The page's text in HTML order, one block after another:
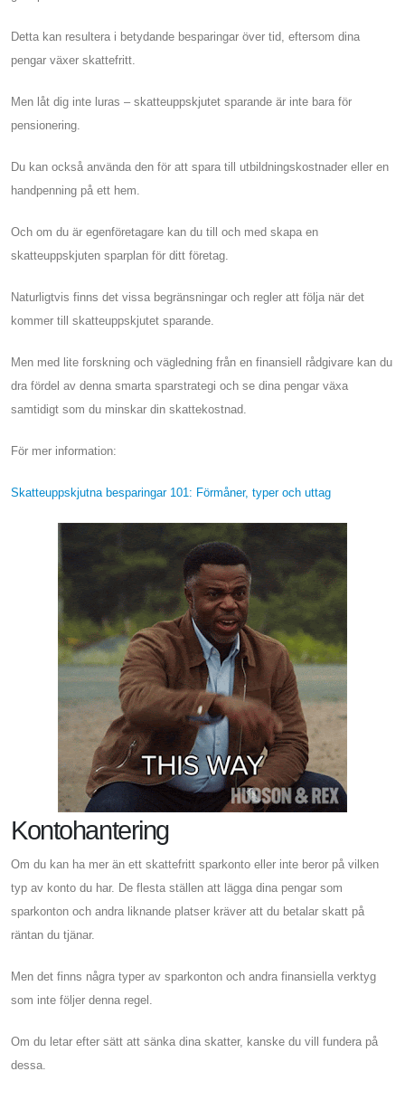
Detta kan resultera i betydande besparingar över tid, eftersom dina
pengar växer skattefritt.
Men låt dig inte luras – skatteuppskjutet sparande är inte bara för
pensionering.
Du kan också använda den för att spara till utbildningskostnader eller en
handpenning på ett hem.
Och om du är egenföretagare kan du till och med skapa en
skatteuppskjuten sparplan för ditt företag.
Naturligtvis finns det vissa begränsningar och regler att följa när det
kommer till skatteuppskjutet sparande.
Men med lite forskning och vägledning från en finansiell rådgivare kan du
dra fördel av denna smarta sparstrategi och se dina pengar växa
samtidigt som du minskar din skattekostnad.
För mer information:
Skatteuppskjutna besparingar 101: Förmåner, typer och uttag
Kontohantering
Om du kan ha mer än ett skattefritt sparkonto eller inte beror på vilken
typ av konto du har. De flesta ställen att lägga dina pengar som
sparkonton och andra liknande platser kräver att du betalar skatt på
räntan du tjänar.
Men det finns några typer av sparkonton och andra finansiella verktyg
som inte följer denna regel.
Om du letar efter sätt att sänka dina skatter, kanske du vill fundera på
dessa.